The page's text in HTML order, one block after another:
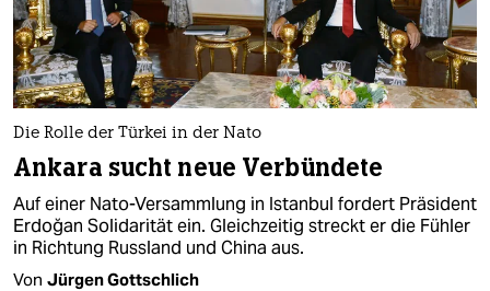
Die Rolle der Türkei in der Nato
Ankara sucht neue Verbündete
Auf einer Nato-Versammlung in Istanbul fordert Präsident
Erdoğan Solidarität ein. Gleichzeitig streckt er die Fühler
in Richtung Russland und China aus.
Von Jürgen Gottschlich